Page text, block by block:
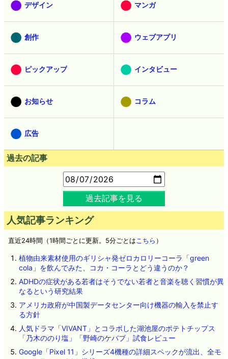
デザイン マンガ
創作 ウェブアプリ
ピックアップ インタビュー
お知らせ コラム
広告
過去の記事
過去記事を見る
人気記事ランキング
直近24時間（1時間ごとに更新。5分ごとはこちら ）
植物由来素材使用のギリシャ発ゼロカロリーコーラ「green
cola」を飲んでみた、コカ・コーラとどう違うのか？
ADHDの症状がある若者はそうでない若者と音楽を聴く習慣が異
なるという研究結果
アメリカ政府が中国製データセンター向け機器の輸入を禁止す
る方針
人気ドラマ「VIVANT」とコラボした湖池屋のポテトチップス
「乃木ののり塩」「野崎のケバブ」試食レビュー
Google「Pixel 11」シリーズ4機種の詳細スペックが流出、全モ